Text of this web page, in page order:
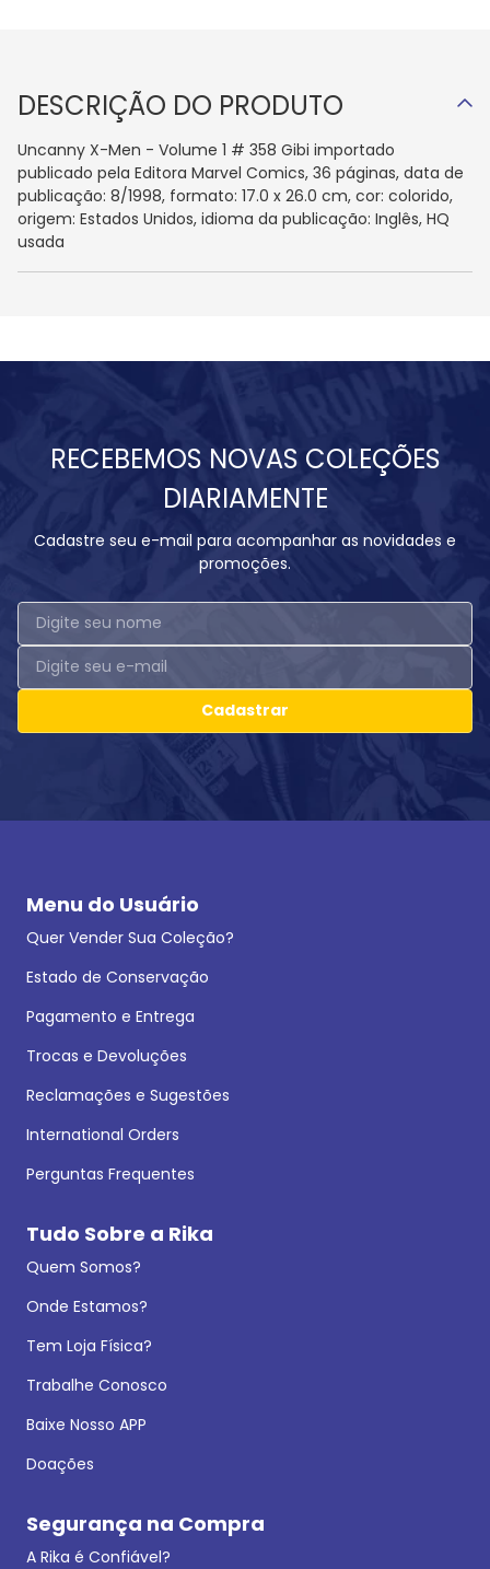
DESCRIÇÃO DO PRODUTO
Uncanny X-Men - Volume 1 # 358 Gibi importado
publicado pela Editora Marvel Comics, 36 páginas, data de
publicação: 8/1998, formato: 17.0 x 26.0 cm, cor: colorido,
origem: Estados Unidos, idioma da publicação: Inglês, HQ
usada
RECEBEMOS NOVAS COLEÇÕES
DIARIAMENTE
Cadastre seu e-mail para acompanhar as novidades e
promoções.
Cadastrar
Menu do Usuário
Quer Vender Sua Coleção?
Estado de Conservação
Pagamento e Entrega
Trocas e Devoluções
Reclamações e Sugestões
International Orders
Perguntas Frequentes
Tudo Sobre a Rika
Quem Somos?
Onde Estamos?
Tem Loja Física?
Trabalhe Conosco
Baixe Nosso APP
Doações
Segurança na Compra
A Rika é Confiável?